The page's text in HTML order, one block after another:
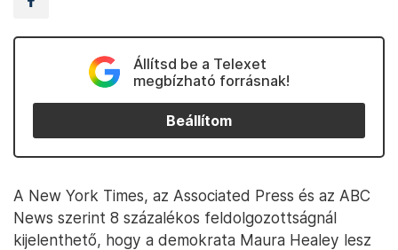
Állítsd be a Telexet
megbízható forrásnak!
Beállítom
A New York Times, az Associated Press és az ABC
News szerint 8 százalékos feldolgozottságnál
kijelenthető, hogy a demokrata Maura Healey lesz